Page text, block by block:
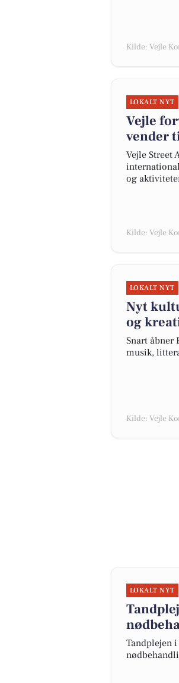
Kilde: Vejle
LOKALT NYT
Vejle
vender
Vejle Street
og
Kilde: Vejle
LOKALT NYT
Nyt
og
Snart åbner
musik,
Kilde: Vejle
LOKALT NYT
Tandplejen